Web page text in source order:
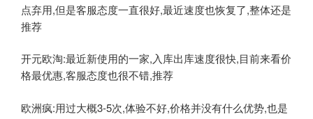
点弃用,但是客服态度一直很好,最近速度也恢复了,整体还是
推荐
开元欧淘:最近新使用的一家,入库出库速度很快,目前来看价
格最优惠,客服态度也很不错,推荐
欧洲疯:用过大概3-5次,体验不好,价格并没有什么优势,也是